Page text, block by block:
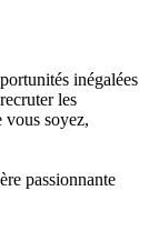
inégalées
les
vous soyez,
passionnante